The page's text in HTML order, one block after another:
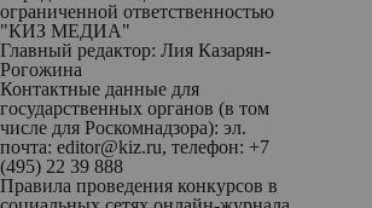
ограниченной ответственностью
"КИЗ МЕДИА"
Главный редактор: Лия Казарян-
Рогожина
Контактные данные для
государственных органов (в том
числе для Роскомнадзора): эл.
почта: editor@kiz.ru, телефон: +7
(495) 22 39 888
Правила проведения конкурсов в